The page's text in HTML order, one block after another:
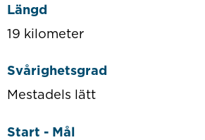
Längd
19 kilometer
Svårighetsgrad
Mestadels lätt
Start - Mål